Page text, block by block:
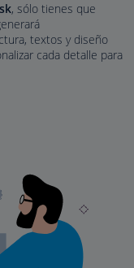
, sólo tienes que
textos y diseño
cada detalle para